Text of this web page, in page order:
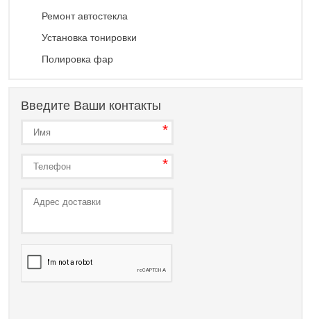
Ремонт автостекла
Установка тонировки
Полировка фар
Введите Ваши контакты